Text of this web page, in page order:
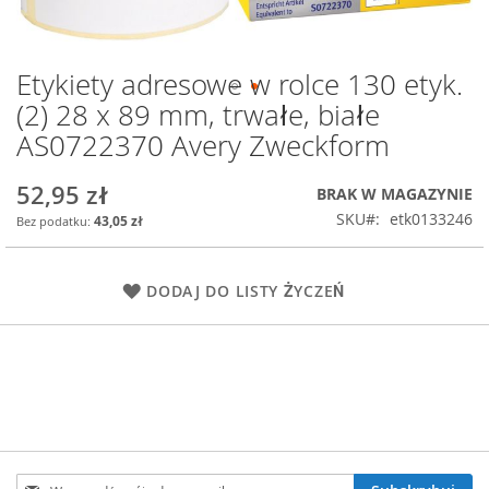
Przejdź
na
początek
galerii
Etykiety adresowe w rolce 130 etyk.
(2) 28 x 89 mm, trwałe, białe
AS0722370 Avery Zweckform
52,95 zł
43,05 zł
BRAK W MAGAZYNIE
SKU
etk0133246
DODAJ DO LISTY ŻYCZEŃ
Subskrybuj